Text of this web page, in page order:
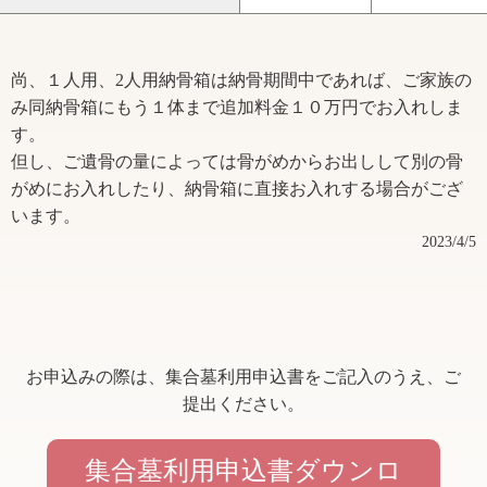
尚、１人用、2人用納骨箱は納骨期間中であれば、ご家族の
み同納骨箱にもう１体まで追加料金１０万円でお入れしま
す。
但し、ご遺骨の量によっては骨がめからお出しして別の骨
がめにお入れしたり、納骨箱に直接お入れする場合がござ
います。
2023/4/5
お申込みの際は、集合墓利用申込書をご記入のうえ、ご
提出ください。
集合墓利用申込書ダウンロ